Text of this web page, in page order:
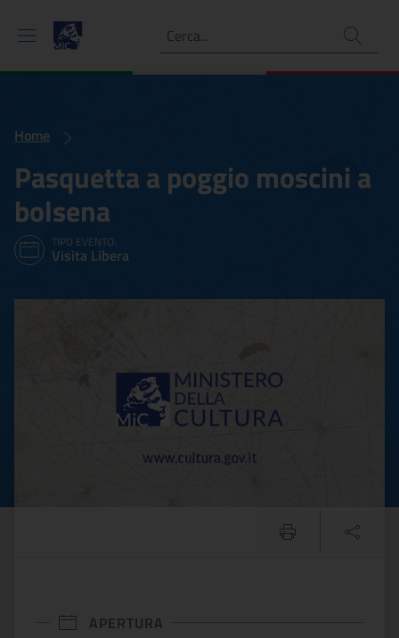
Ricerca
Home
Pasquetta a poggio moscini a
bolsena
TIPO EVENTO:
Visita Libera
APERTURA